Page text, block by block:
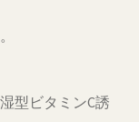
型ビタミンC誘